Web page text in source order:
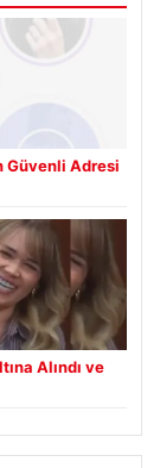
Güvenli Adresi
Alındı ve